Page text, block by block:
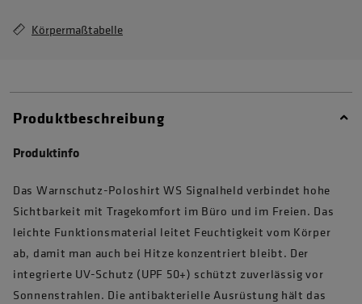
Körpermaßtabelle
Produktbeschreibung
Produktinfo
Das Warnschutz-Poloshirt WS Signalheld verbindet hohe
Sichtbarkeit mit Tragekomfort im Büro und im Freien. Das
leichte Funktionsmaterial leitet Feuchtigkeit vom Körper
ab, damit man auch bei Hitze konzentriert bleibt. Der
integrierte UV-Schutz (UPF 50+) schützt zuverlässig vor
Sonnenstrahlen. Die antibakterielle Ausrüstung hält das